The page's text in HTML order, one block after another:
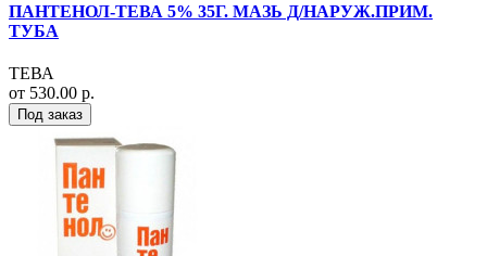
ПАНТЕНОЛ-ТЕВА 5% 35Г. МАЗЬ Д/НАРУЖ.ПРИМ.
ТУБА
ТЕВА
от 530.00 р.
Под заказ